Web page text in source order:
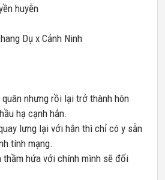
huyễn
Dụ x Cảnh Ninh
nhưng rồi lại trở thành hôn
hạ cạnh hắn.
lưng lại với hắn thì chỉ có y sẵn
tính mạng.
hứa với chính mình sẽ đối